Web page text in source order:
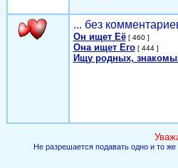
... без
Он ищет Её[ 460 ]
Она ищет Его[ 444 ]
Ищу родных,
Не разрешается подавать одно и то